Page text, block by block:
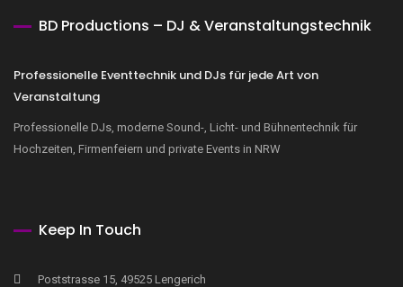
BD Productions – DJ & Veranstaltungstechnik
Professionelle Eventtechnik und DJs für jede Art von
Veranstaltung
Professionelle DJs, moderne Sound-, Licht- und Bühnentechnik für
Hochzeiten, Firmenfeiern und private Events in NRW
Keep In Touch
Poststrasse 15, 49525 Lengerich